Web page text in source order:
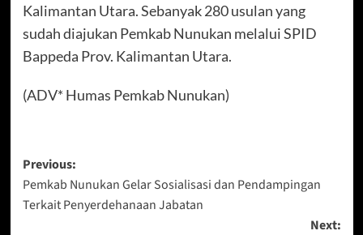
Kalimantan Utara. Sebanyak 280 usulan yang
sudah diajukan Pemkab Nunukan melalui SPID
Bappeda Prov. Kalimantan Utara.
(ADV* Humas Pemkab Nunukan)
Post
navigation
Previous:
Pemkab Nunukan Gelar Sosialisasi dan Pendampingan
Terkait Penyerdehanaan Jabatan
Next: